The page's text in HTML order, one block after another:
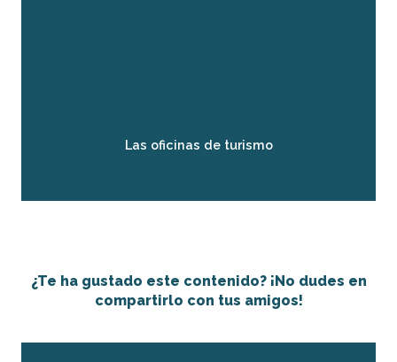
Las oficinas de turismo
¿Te ha gustado este contenido? ¡No dudes en
compartirlo con tus amigos!